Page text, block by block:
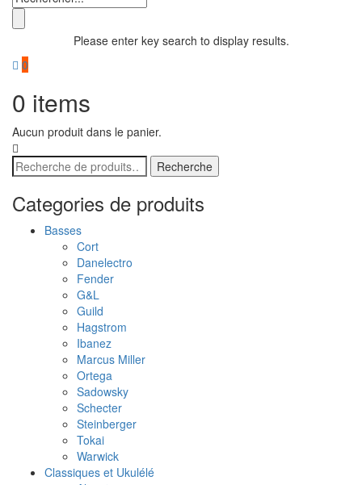
Please enter key search to display results.
0
0 items
Aucun produit dans le panier.
Recherche
pour :
Recherche
Categories de produits
Basses
Cort
Danelectro
Fender
G&L
Guild
Hagstrom
Ibanez
Marcus Miller
Ortega
Sadowsky
Schecter
Steinberger
Tokai
Warwick
Classiques et Ukulélé